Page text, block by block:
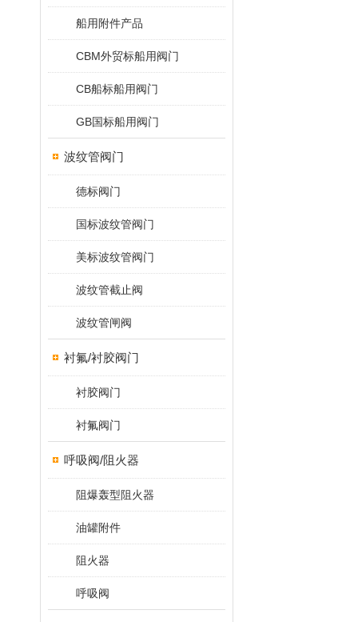
船用附件产品
CBM外贸标船用阀门
CB船标船用阀门
GB国标船用阀门
波纹管阀门
德标阀门
国标波纹管阀门
美标波纹管阀门
波纹管截止阀
波纹管闸阀
衬氟/衬胶阀门
衬胶阀门
衬氟阀门
呼吸阀/阻火器
阻爆轰型阻火器
油罐附件
阻火器
呼吸阀